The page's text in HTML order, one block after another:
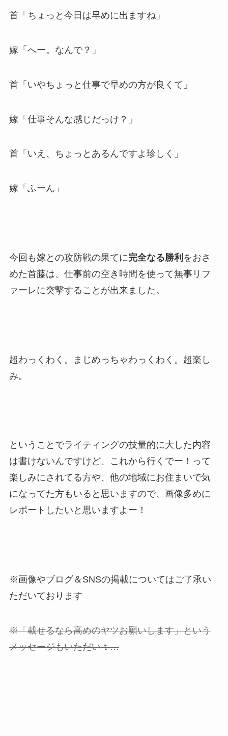
首「ちょっと今日は早めに出ますね」
嫁「へー。なんで？」
首「いやちょっと仕事で早めの方が良くて」
嫁「仕事そんな感じだっけ？」
首「いえ、ちょっとあるんですよ珍しく」
嫁「ふーん」
今回も嫁との攻防戦の果てに完全なる勝利 をおさ
めた首藤は、仕事前の空き時間を使って無事リフ
ァーレに突撃することが出来ました。
超わっくわく。まじめっちゃわっくわく。超楽し
み。
ということでライティングの技量的に大した内容
は書けないんですけど、これから行くでー！って
楽しみにされてる方や、他の地域にお住まいで気
になってた方もいると思いますので、画像多めに
レポートしたいと思いますよー！
※画像やブログ＆SNSの掲載についてはご了承い
ただいております
※「載せるなら高めのヤツお願いします」という
メッセージもいただいｔ…